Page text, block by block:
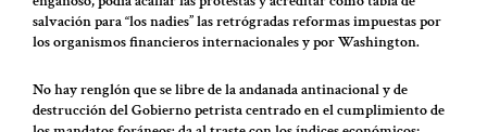
salvación para “los nadies” las retrógradas reformas impuestas por
los organismos financieros internacionales y por Washington.
No hay renglón que se libre de la andanada antinacional y de
destrucción del Gobierno petrista centrado en el cumplimiento de